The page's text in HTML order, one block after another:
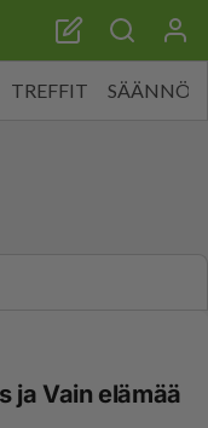
TREFFIT SÄÄNNÖT
ja Vain elämää